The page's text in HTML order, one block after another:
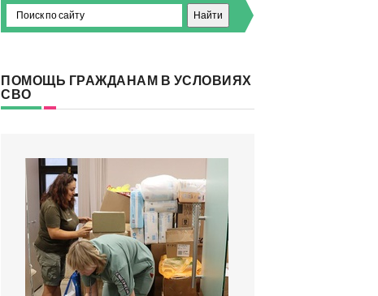
ПОМОЩЬ ГРАЖДАНАМ В УСЛОВИЯХ
СВО